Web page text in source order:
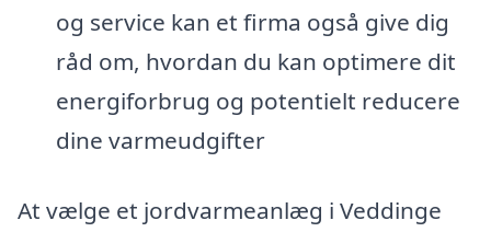
og service kan et firma også give dig
råd om, hvordan du kan optimere dit
energiforbrug og potentielt reducere
dine varmeudgifter
At vælge et jordvarmeanlæg i Veddinge